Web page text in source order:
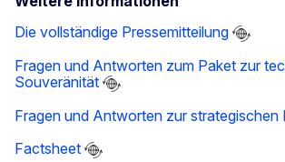
Die vollständige Pressemitteilung
Fragen und Antworten zum Paket zur
Souveränität
Fragen und Antworten zur strategischen
Factsheet